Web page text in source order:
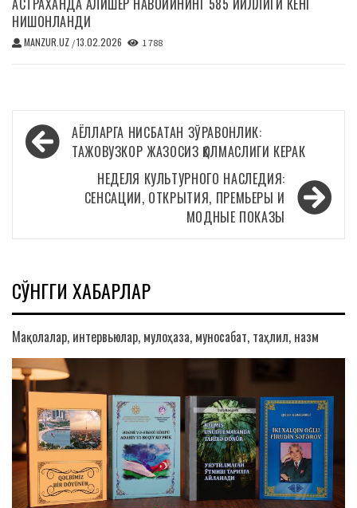
НИШОНЛАНДИ
MANZUR.UZ /13.02.2026 1 788
Навигация
по
записям
АЁЛЛАРГА НИСБАТАН ЗЎРАВОНЛИК:
ТАЖОВУЗКОР ЖАЗОСИЗ ҚОЛМАСЛИГИ КЕРАК
НЕДЕЛЯ КУЛЬТУРНОГО НАСЛЕДИЯ:
СЕНСАЦИИ, ОТКРЫТИЯ, ПРЕМЬЕРЫ И
МОДНЫЕ ПОКАЗЫ
СЎНГГИ ХАБАРЛАР
Мақолалар, интервьюлар, мулоҳаза, муносабат, таҳлил, назм